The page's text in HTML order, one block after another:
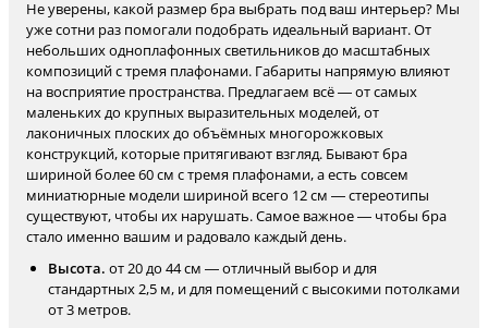
Не уверены, какой размер бра выбрать под ваш интерьер? Мы
уже сотни раз помогали подобрать идеальный вариант. От
небольших одноплафонных светильников до масштабных
композиций с тремя плафонами. Габариты напрямую влияют
на восприятие пространства. Предлагаем всё — от самых
маленьких до крупных выразительных моделей, от
лаконичных плоских до объёмных многорожковых
конструкций, которые притягивают взгляд. Бывают бра
шириной более 60 см с тремя плафонами, а есть совсем
миниатюрные модели шириной всего 12 см — стереотипы
существуют, чтобы их нарушать. Самое важное — чтобы бра
стало именно вашим и радовало каждый день.
Высота. от 20 до 44 см — отличный выбор и для
стандартных 2,5 м, и для помещений с высокими потолками
от 3 метров.